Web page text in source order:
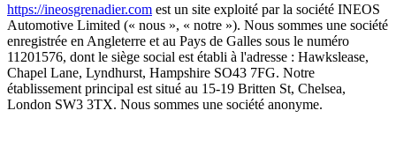
https://ineosgrenadier.com est un site exploité par la société INEOS
Automotive Limited (« nous », « notre »). Nous sommes une société
enregistrée en Angleterre et au Pays de Galles sous le numéro
11201576, dont le siège social est établi à l'adresse : Hawkslease,
Chapel Lane, Lyndhurst, Hampshire SO43 7FG. Notre
établissement principal est situé au 15-19 Britten St, Chelsea,
London SW3 3TX. Nous sommes une société anonyme.